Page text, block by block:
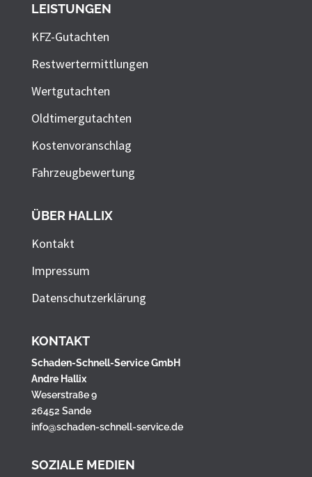
LEISTUNGEN
KFZ-Gutachten
Restwertermittlungen
Wertgutachten
Oldtimergutachten
Kostenvoranschlag
Fahrzeugbewertung
ÜBER HALLIX
Kontakt
Impressum
Datenschutzerklärung
KONTAKT
Schaden-Schnell-Service GmbH
Andre Hallix
Weserstraße 9
26452 Sande
info@schaden-schnell-service.de
SOZIALE MEDIEN